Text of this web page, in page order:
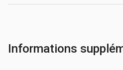
Informations